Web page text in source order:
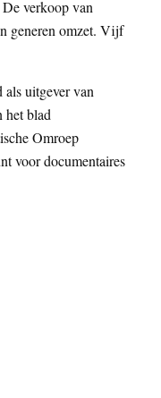
verkoop van
generen omzet. Vijf
uitgever van
het blad
Omroep
voor documentaires